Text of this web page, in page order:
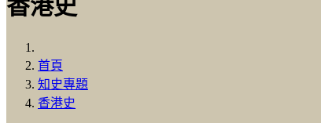
香港史
首頁
知史專題
香港史